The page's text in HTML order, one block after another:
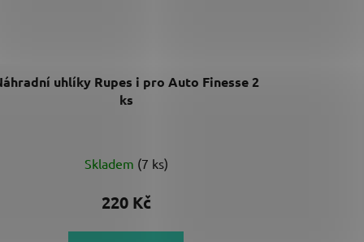
uhlíky Rupes i pro Auto Finesse 2
ks
Skladem (7 ks)
220 Kč